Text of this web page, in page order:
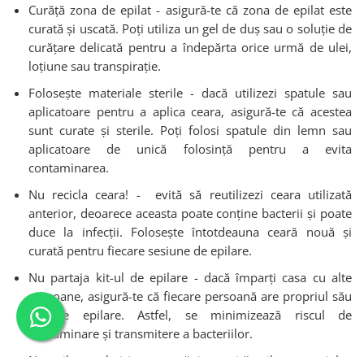
Curăță zona de epilat - asigură-te că zona de epilat este
curată și uscată. Poți utiliza un gel de duș sau o soluție de
curățare delicată pentru a îndepărta orice urmă de ulei,
loțiune sau transpirație.
Folosește materiale sterile - dacă utilizezi spatule sau
aplicatoare pentru a aplica ceara, asigură-te că acestea
sunt curate și sterile. Poți folosi spatule din lemn sau
aplicatoare de unică folosință pentru a evita
contaminarea.
Nu recicla ceara! - evită să reutilizezi ceara utilizată
anterior, deoarece aceasta poate conține bacterii și poate
duce la infecții. Folosește întotdeauna ceară nouă și
curată pentru fiecare sesiune de epilare.
Nu partaja kit-ul de epilare - dacă împarți casa cu alte
persoane, asigură-te că fiecare persoană are propriul său
kit de epilare. Astfel, se minimizează riscul de
contaminare și transmitere a bacteriilor.